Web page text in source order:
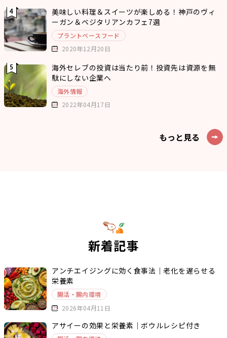
美味しい料理＆スイーツが楽しめる！神戸のヴィ
ーガン＆ベジタリアンカフェ7選
プラントベースフード
2020年12月20日
海外セレブの投資は当たり前！投資先は資源を無
駄にしない企業へ
海外情報
2022年04月17日
もっと見る
新着記事
アンチエイジングに効く食事法｜老化を遅らせる
栄養素
腸活・腸内環境
2026年04月11日
アサイーの効果と栄養素｜ボウルレシピ付き